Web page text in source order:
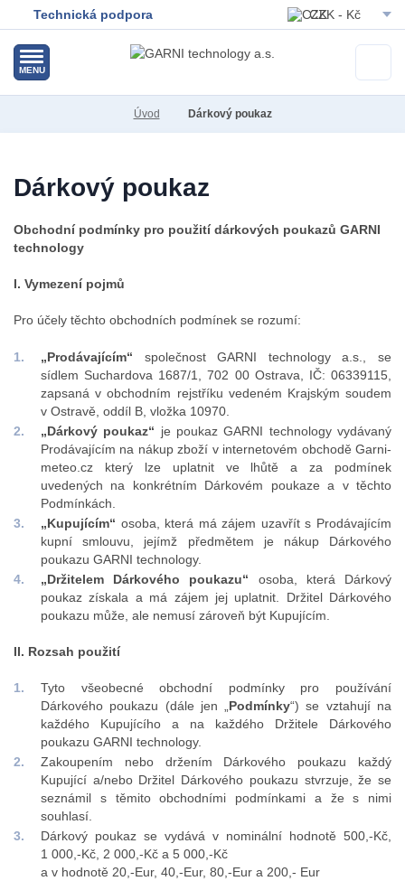
EUR - Eur
CZK - Kč
Technická podpora
MENU
Úvod Dárkový poukaz
Dárkový poukaz
Obchodní podmínky pro použití dárkových poukazů GARNI
technology
I. Vymezení pojmů
Pro účely těchto obchodních podmínek se rozumí:
„Prodávajícím“ společnost GARNI technology a.s., se
sídlem Suchardova 1687/1, 702 00 Ostrava, IČ: 06339115,
zapsaná v obchodním rejstříku vedeném Krajským soudem
v Ostravě, oddíl B, vložka 10970.
„Dárkový poukaz“ je poukaz GARNI technology vydávaný
Prodávajícím na nákup zboží v internetovém obchodě Garni-
meteo.cz který lze uplatnit ve lhůtě a za podmínek
uvedených na konkrétním Dárkovém poukaze a v těchto
Podmínkách.
„Kupujícím“ osoba, která má zájem uzavřít s Prodávajícím
kupní smlouvu, jejímž předmětem je nákup Dárkového
poukazu GARNI technology.
„Držitelem Dárkového poukazu“ osoba, která Dárkový
poukaz získala a má zájem jej uplatnit. Držitel Dárkového
poukazu může, ale nemusí zároveň být Kupujícím.
II. Rozsah použití
Tyto všeobecné obchodní podmínky pro používání
Dárkového poukazu (dále jen „ Podmínky“) se vztahují na
každého Kupujícího a na každého Držitele Dárkového
poukazu GARNI technology.
Zakoupením nebo držením Dárkového poukazu každý
Kupující a/nebo Držitel Dárkového poukazu stvrzuje, že se
seznámil s těmito obchodními podmínkami a že s nimi
souhlasí.
Dárkový poukaz se vydává v nominální hodnotě 500,-Kč,
1 000,-Kč, 2 000,-Kč a 5 000,-Kč
a v hodnotě 20,-Eur, 40,-Eur, 80,-Eur a 200,- Eur